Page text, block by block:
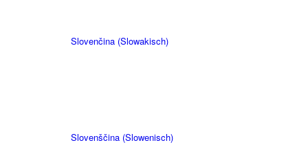
Slovenčina(Slowakisch)
Slovenščina(Slowenisch)